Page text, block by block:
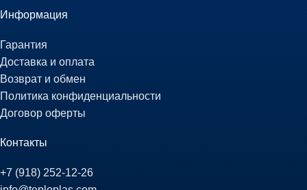
Информация
Гарантия
Доставка и оплата
Возврат и обмен
Политика конфиденциальности
Договор оферты
Контакты
+7 (918) 252-12-26